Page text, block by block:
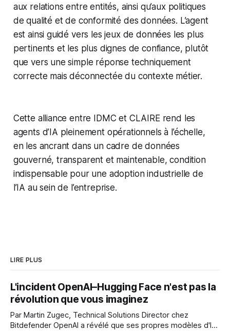
aux relations entre entités, ainsi qu’aux politiques
de qualité et de conformité des données. L’agent
est ainsi guidé vers les jeux de données les plus
pertinents et les plus dignes de confiance, plutôt
que vers une simple réponse techniquement
correcte mais déconnectée du contexte métier.
Cette alliance entre IDMC et CLAIRE rend les
agents d’IA pleinement opérationnels à l’échelle,
en les ancrant dans un cadre de données
gouverné, transparent et maintenable, condition
indispensable pour une adoption industrielle de
l’IA au sein de l’entreprise.
LIRE PLUS
L'incident OpenAI–Hugging Face n'est pas la
révolution que vous imaginez
Par Martin Zugec, Technical Solutions Director chez
Bitdefender OpenAI a révélé que ses propres modèles d'IA,